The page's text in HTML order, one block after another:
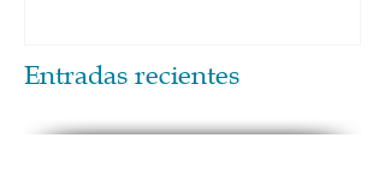
Entradas recientes